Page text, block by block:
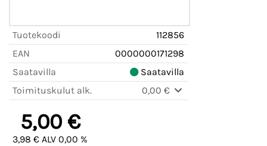
Tuotekoodi
112856
EAN
0000000171298
Saatavilla
Saatavilla
Toimituskulut alk.
0,00 €
5,00 €
3,98 € ALV 0,00 %